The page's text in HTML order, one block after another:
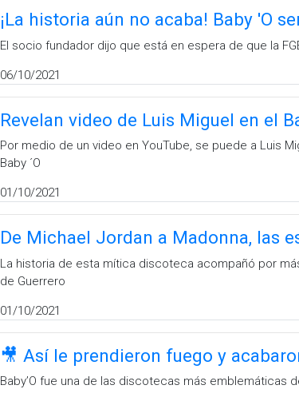
¡La historia aún no acaba! Baby 'O
El socio fundador dijo que está en espera de que la
06/10/2021
Revelan video de Luis Miguel en el
Por medio de un video en YouTube, se puede a Luis
Baby ´O
01/10/2021
De Michael Jordan a Madonna, las
La historia de esta mítica discoteca acompañó por
de Guerrero
01/10/2021
🎥 Así le prendieron fuego y
Baby’O fue una de las discotecas más emblemáticas